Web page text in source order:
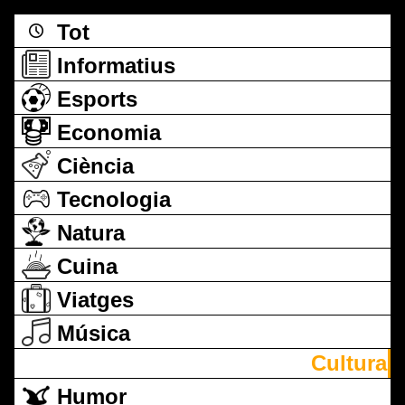
Tot
Informatius
Esports
Economia
Ciència
Tecnologia
Natura
Cuina
Viatges
Música
Cultura
Humor